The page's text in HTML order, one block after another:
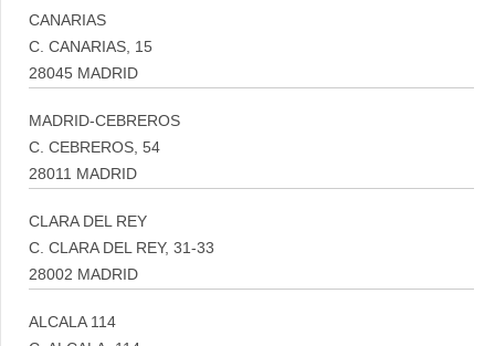
CANARIAS
C. CANARIAS, 15
28045 MADRID
MADRID-CEBREROS
C. CEBREROS, 54
28011 MADRID
CLARA DEL REY
C. CLARA DEL REY, 31-33
28002 MADRID
ALCALA 114